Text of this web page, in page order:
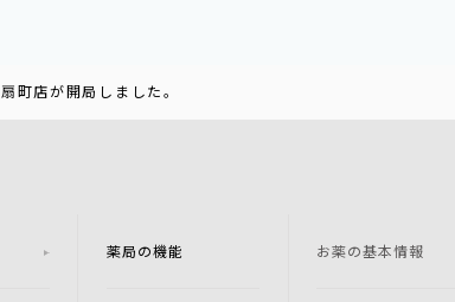
町店が開局しました。
薬局の機能 お薬の基本情報